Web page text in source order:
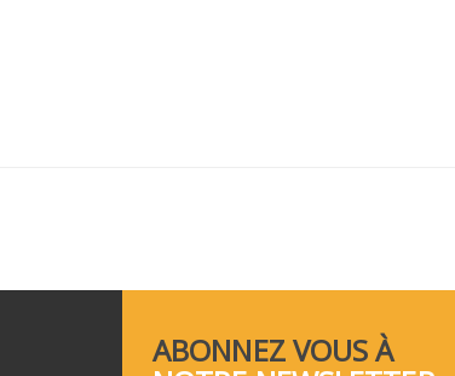
ABONNEZ VOUS À